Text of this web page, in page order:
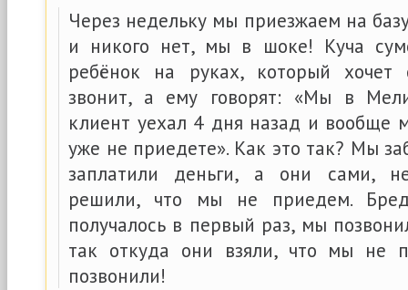
Через недельку мы приезжаем на
и никого нет, мы в шоке! Куча
ребёнок на руках, который
звонит, а ему говорят: «Мы в
клиент уехал 4 дня назад и вообще
уже не приедете». Как это так? Мы
заплатили деньги, а они сами,
решили, что мы не приедем.
получалось в первый раз, мы
так откуда они взяли, что мы
позвонили!